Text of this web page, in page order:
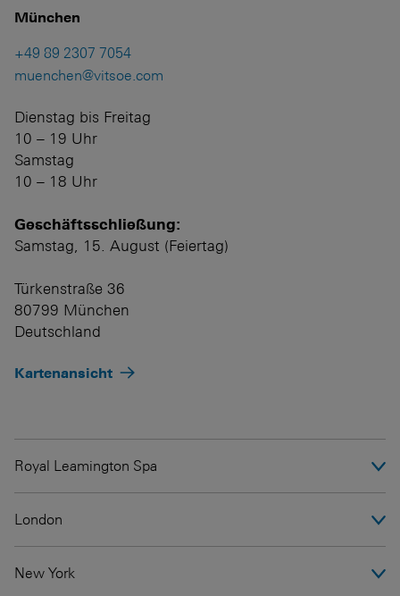
München
+49 89 2307 7054
muenchen@vitsoe.com
Dienstag bis Freitag
10 – 19 Uhr
Samstag
10 – 18 Uhr
Geschäftsschließung:
Samstag, 15. August (Feiertag)
Türkenstraße 36
80799 München
Deutschland
Kartenansicht
Royal Leamington Spa
+44 1926 936 606
leamington@vitsoe.com
Dienstag bis Samstag
London
+44 20 7428 1606
New York